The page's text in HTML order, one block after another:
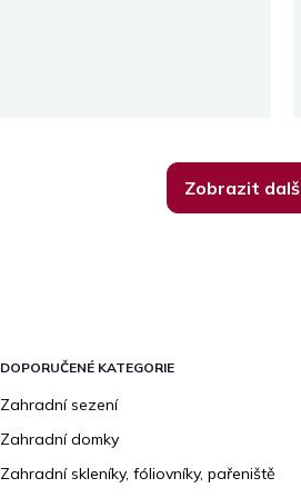
Zobrazit
DOPORUČENÉ KATEGORIE
Zahradní sezení
Zahradní domky
Zahradní skleníky, fóliovníky, pařeniště